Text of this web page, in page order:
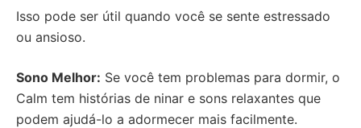
Isso pode ser útil quando você se sente estressado
ou ansioso.
Sono Melhor: Se você tem problemas para dormir, o
Calm tem histórias de ninar e sons relaxantes que
podem ajudá-lo a adormecer mais facilmente.